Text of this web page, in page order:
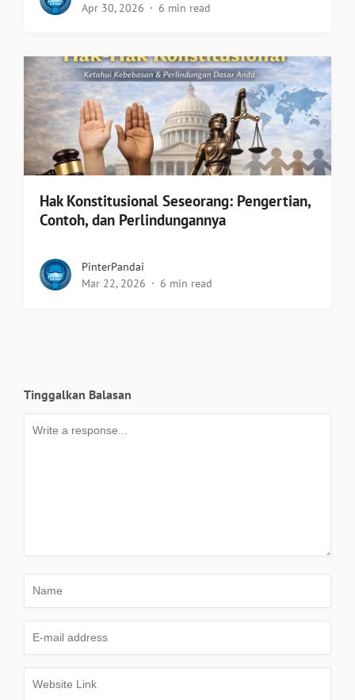
Apr 30, 2026
6 min read
Hak Konstitusional Seseorang: Pengertian,
Contoh, dan Perlindungannya
PinterPandai
Mar 22, 2026
6 min read
Tinggalkan Balasan